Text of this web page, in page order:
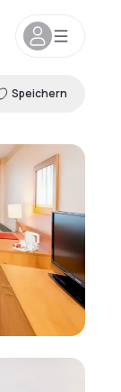
Speichern